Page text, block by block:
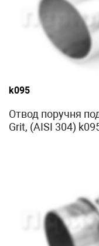
k095
Отвод поручня
Grit, (AISI 304)